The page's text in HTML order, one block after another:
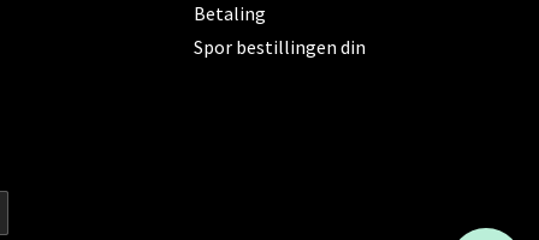
Betaling
Spor bestillingen din